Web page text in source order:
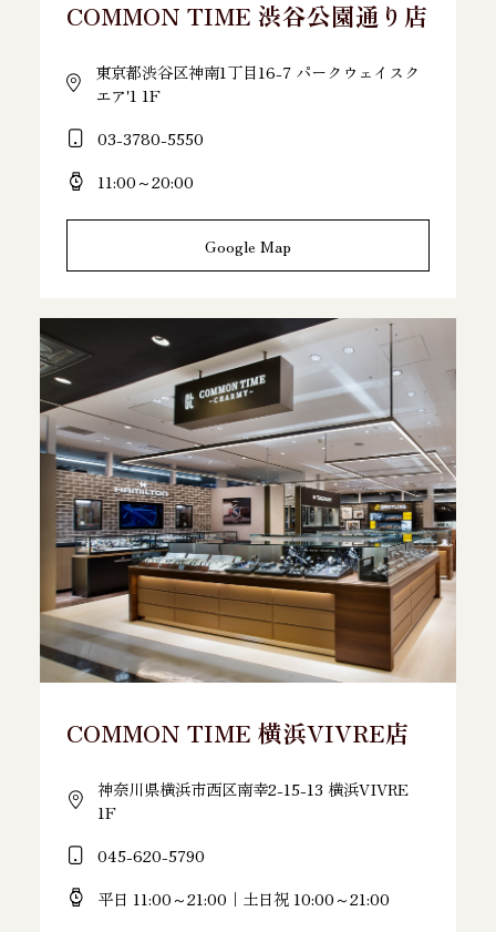
COMMON TIME 渋谷公園通り店
東京都渋谷区神南1丁目16-7 パークウェイスク
エア'1 1F
03-3780-5550
11:00～20:00
Google Map
COMMON TIME 横浜VIVRE店
神奈川県横浜市西区南幸2-15-13 横浜VIVRE
1F
045-620-5790
平日 11:00～21:00｜土日祝 10:00～21:00